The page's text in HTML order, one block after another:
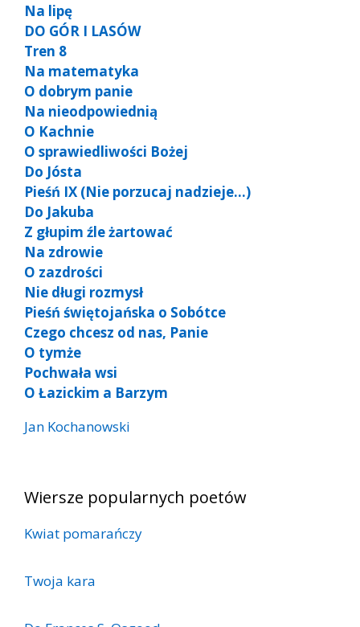
Na lipę
DO GÓR I LASÓW
Tren 8
Na matematyka
O dobrym panie
Na nieodpowiednią
O Kachnie
O sprawiedliwości Bożej
Do Jósta
Pieśń IX (Nie porzucaj nadzieje…)
Do Jakuba
Z głupim źle żartować
Na zdrowie
O zazdrości
Nie długi rozmysł
Pieśń świętojańska o Sobótce
Czego chcesz od nas, Panie
O tymże
Pochwała wsi
O Łazickim a Barzym
Jan Kochanowski
Wiersze popularnych poetów
Kwiat pomarańczy
Twoja kara